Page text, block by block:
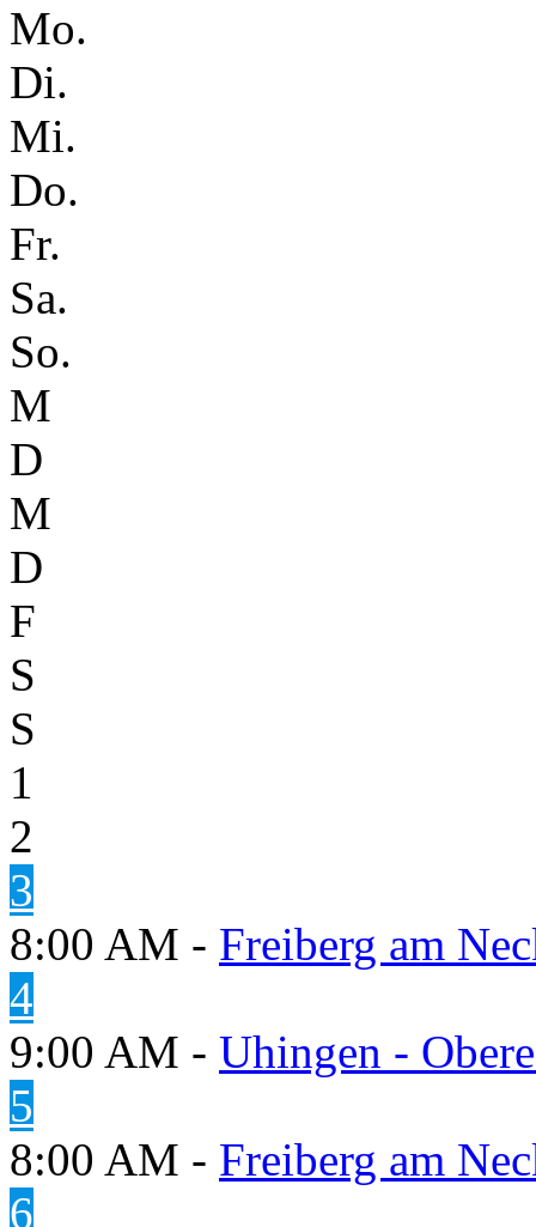
Mo.
Di.
Mi.
Do.
Fr.
Sa.
So.
M
D
M
D
F
S
S
1
2
3
8:00 AM - Freiberg am
4
9:00 AM - Uhingen -
5
8:00 AM - Freiberg am
6